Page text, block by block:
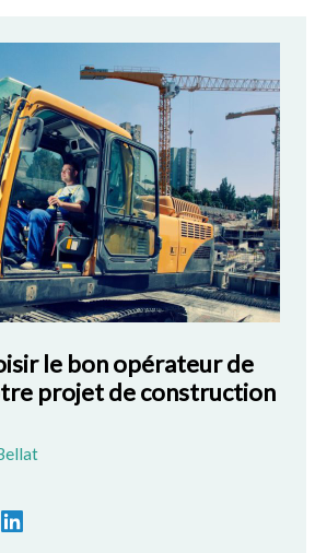
le bon opérateur de
projet de construction